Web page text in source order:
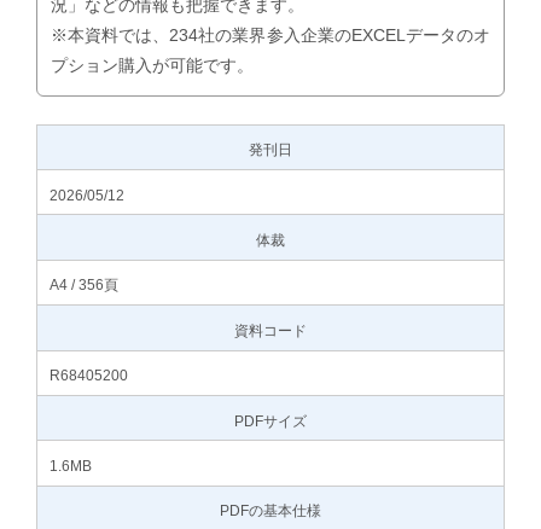
況」などの情報も把握できます。
※本資料では、234社の業界参入企業のEXCELデータのオ
プション購入が可能です。
発刊日
2026/05/12
体裁
A4 / 356頁
資料コード
R68405200
PDFサイズ
1.6MB
PDFの基本仕様